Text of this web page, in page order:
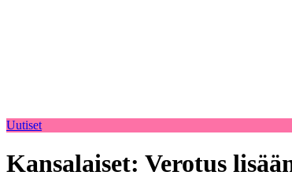
Uutiset
Kansalaiset: Verotus